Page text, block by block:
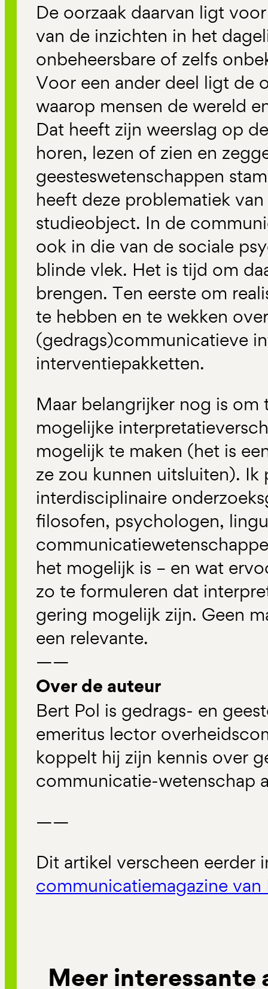
De oorzaak daarvan ligt
van de inzichten in het
onbeheersbare of zelfs
Voor een ander deel ligt de
waarop mensen de wereld
Dat heeft zijn weerslag op
horen, lezen of zien en
geesteswetenschappen
heeft deze problematiek
studieobject. In de
ook in die van de sociale
blinde vlek. Het is tijd om
brengen. Ten eerste om
te hebben en te wekken
(gedrags)communicatieve
interventiepakketten.
Maar belangrijker nog is om
mogelijke
mogelijk te maken (het is
ze zou kunnen uitsluiten).
interdisciplinaire
filosofen, psychologen,
het mogelijk is – en wat
zo te formuleren dat
gering mogelijk zijn. Geen
een relevante.
——
Over de auteur
Bert Pol is gedrags- en
emeritus lector
koppelt hij zijn kennis over
communicatie-wetenschap
——
Dit artikel verscheen eerder
communicatiemagazine van
Meer interessante